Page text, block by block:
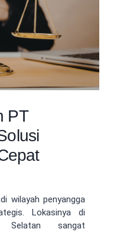
PT
wilayah penyangga
Lokasinya di
sangat